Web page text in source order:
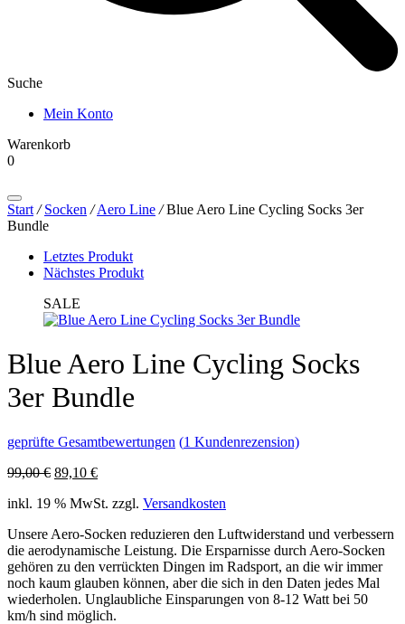
Suche
Mein Konto
Warenkorb
0
search
Start / Socken / Aero Line /Blue Aero Line Cycling Socks 3er
Bundle
Letztes Produkt
Nächstes Produkt
SALE
Blue Aero Line Cycling Socks
3er Bundle
geprüfte Gesamtbewertungen (1 Kundenrezension)
99,00€ Ursprünglicher
war:
89,10 €Aktueller
ist:
inkl. 19 % MwSt. zzgl. Versandkosten
Unsere Aero-Socken reduzieren den Luftwiderstand und verbessern
die aerodynamische Leistung. Die Ersparnisse durch Aero-Socken
gehören zu den verrückten Dingen im Radsport, an die wir immer
noch kaum glauben können, aber die sich in den Daten jedes Mal
wiederholen. Unglaubliche Einsparungen von 8-12 Watt bei 50
km/h sind möglich.